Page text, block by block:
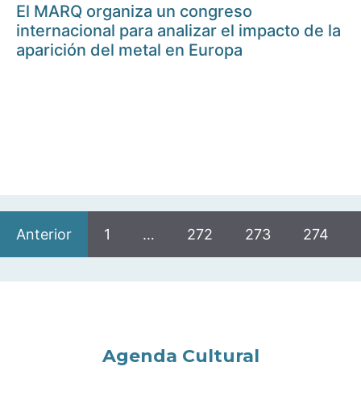
El MARQ organiza un congreso
internacional para analizar el impacto de la
aparición del metal en Europa
Anterior 1 … 272 273 274
Agenda Cultural